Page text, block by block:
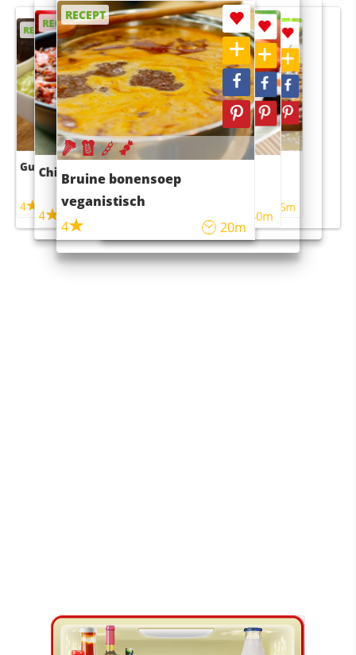
RECEPT
Guacamole
4
RECEPT
Chili con carne
4
RECEPT
Bruine bonensoep
veganistisch
4
20m
RECEPT
Sushi rijstsalade
maaltijdsalade
40m
RECEPT
4 55m